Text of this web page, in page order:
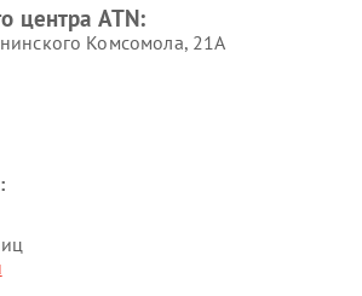
центра ATN:
Комсомола, 21А